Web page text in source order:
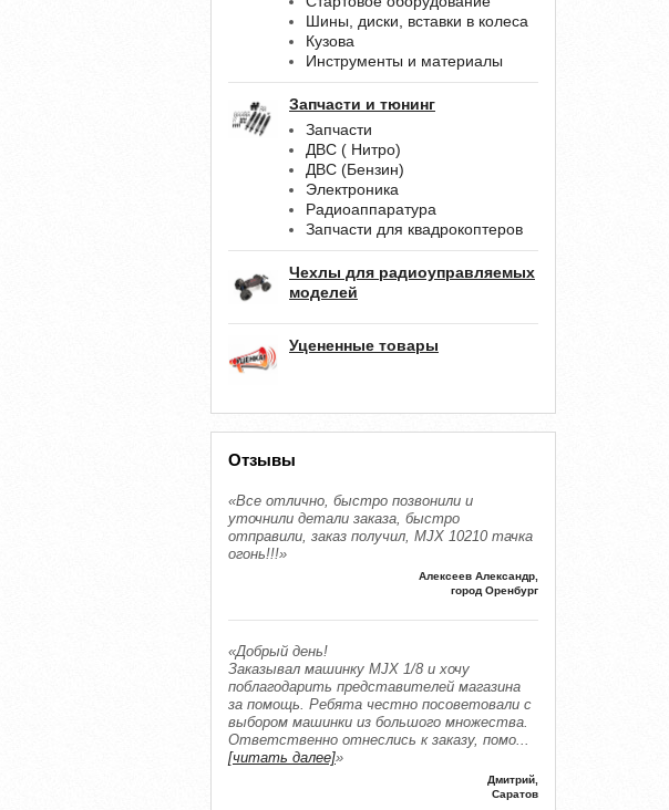
Шины, диски, вставки в колеса
Кузова
Инструменты и материалы
Запчасти и тюнинг
Запчасти
ДВС ( Нитро)
ДВС (Бензин)
Электроника
Радиоаппаратура
Запчасти для квадрокоптеров
Чехлы для радиоуправляемых
моделей
Уцененные товары
Отзывы
«Все отлично, быстро позвонили и
уточнили детали заказа, быстро
отправили, заказ получил, MJX 10210 тачка
огонь!!!»
Алексеев Александр,
город Оренбург
«Добрый день!
Заказывал машинку MJX 1/8 и хочу
поблагодарить представителей магазина
за помощь. Ребята честно посоветовали с
выбором машинки из большого множества.
Ответственно отнеслись к заказу, помо...
[читать далее]»
Дмитрий,
Саратов